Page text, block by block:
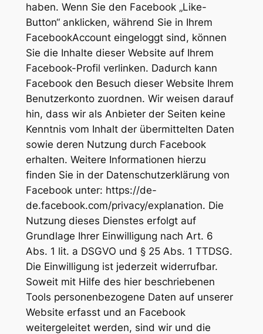
haben. Wenn Sie den Facebook „Like-
Button“ anklicken, während Sie in Ihrem
FacebookAccount eingeloggt sind, können
Sie die Inhalte dieser Website auf Ihrem
Facebook-Profil verlinken. Dadurch kann
Facebook den Besuch dieser Website Ihrem
Benutzerkonto zuordnen. Wir weisen darauf
hin, dass wir als Anbieter der Seiten keine
Kenntnis vom Inhalt der übermittelten Daten
sowie deren Nutzung durch Facebook
erhalten. Weitere Informationen hierzu
finden Sie in der Datenschutzerklärung von
Facebook unter: https://de-
de.facebook.com/privacy/explanation. Die
Nutzung dieses Dienstes erfolgt auf
Grundlage Ihrer Einwilligung nach Art. 6
Abs. 1 lit. a DSGVO und § 25 Abs. 1 TTDSG.
Die Einwilligung ist jederzeit widerrufbar.
Soweit mit Hilfe des hier beschriebenen
Tools personenbezogene Daten auf unserer
Website erfasst und an Facebook
weitergeleitet werden, sind wir und die